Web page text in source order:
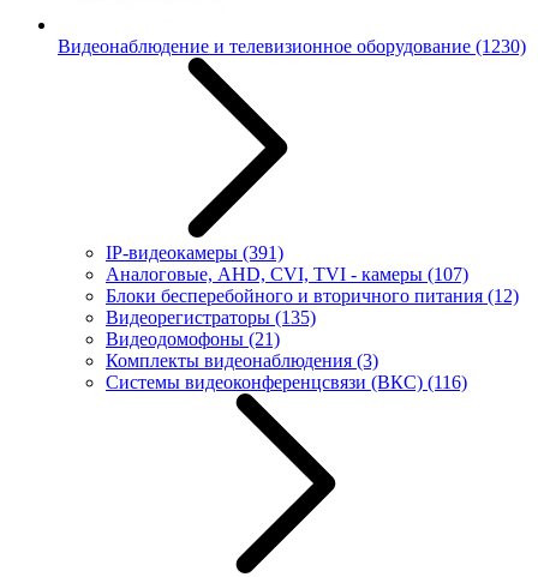
Видеонаблюдение и телевизионное оборудование (1230)
IP-видеокамеры (391)
Аналоговые, AHD, CVI, TVI - камеры (107)
Блоки бесперебойного и вторичного питания (12)
Видеорегистраторы (135)
Видеодомофоны (21)
Комплекты видеонаблюдения (3)
Системы видеоконференцсвязи (ВКС) (116)